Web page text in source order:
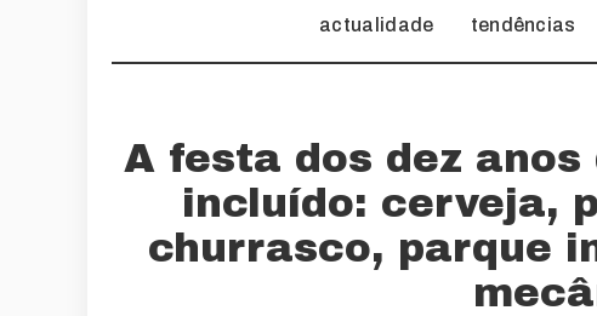
actualidade tendências
A festa dos dez
incluído: cerveja,
churrasco, parque